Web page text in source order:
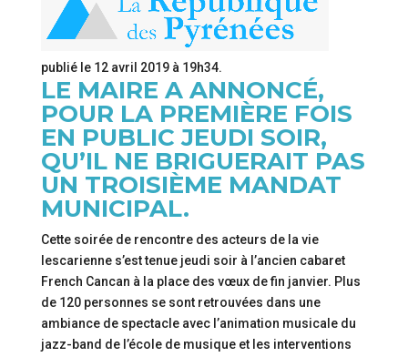
publié le 12 avril 2019 à 19h34.
LE MAIRE A ANNONCÉ,
POUR LA PREMIÈRE FOIS
EN PUBLIC JEUDI SOIR,
QU’IL NE BRIGUERAIT PAS
UN TROISIÈME MANDAT
MUNICIPAL.
Cette soirée de rencontre des acteurs de la vie
lescarienne s’est tenue jeudi soir à l’ancien cabaret
French Cancan à la place des vœux de fin janvier. Plus
de 120 personnes se sont retrouvées dans une
ambiance de spectacle avec l’animation musicale du
jazz-band de l’école de musique et les interventions